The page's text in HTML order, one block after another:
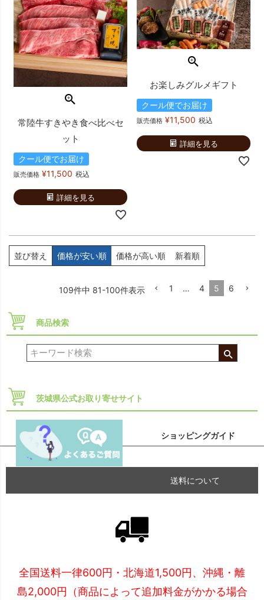
常陸牛すきやき食べ比べセ
ット
クール便でお届け
販売価格 ¥11,500 税込
詳細を見る
お楽しみグルメギフト
クール便でお届け
販売価格 ¥11,500 税込
詳細を見る
並び替え 価格が安い順 価格が高い順 新着順
109件中 81-100件表示 1 … 4 5 6
商品検索
茨城県公式お取り寄せサイト
ショッピングガイド
送料について
全国送料一律600円・北海道1,500円、沖縄・離
島2,000円（商品によって追加料金がかかる場合